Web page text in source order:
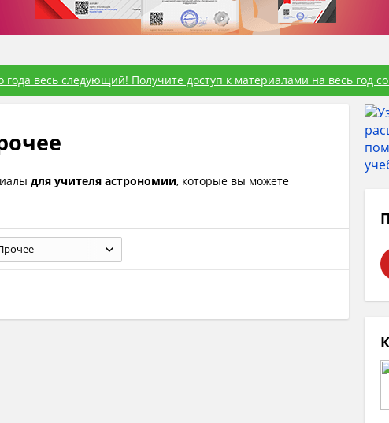
весь следующий! Получите доступ к материалами на весь год
для учителя астрономии, которые вы можете